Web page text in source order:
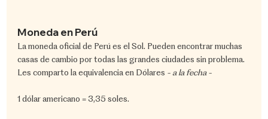
Moneda en Perú
La moneda oficial de Perú es el Sol. Pueden encontrar muchas
casas de cambio por todas las grandes ciudades sin problema.
Les comparto la equivalencia en Dólares - a la fecha -
1 dólar americano = 3,35 soles.